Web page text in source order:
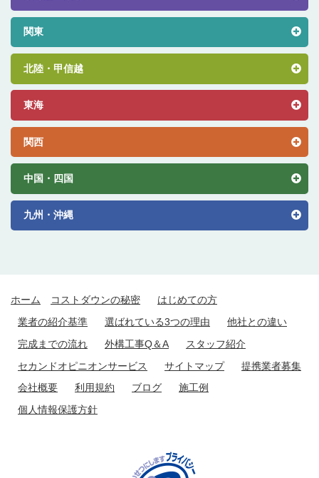
関東
北陸・甲信越
東海
関西
中国・四国
九州・沖縄
ホーム コストダウンの秘密
はじめての方
業者の紹介基準
選ばれている3つの理由
他社との違い
完成までの流れ
外構工事Q＆A
スタッフ紹介
セカンドオピニオンサービス
サイトマップ
提携業者募集
会社概要
利用規約 ブログ
施工例
個人情報保護方針